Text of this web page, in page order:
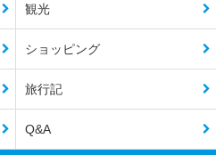
観光
ショッピング
旅行記
Q&A